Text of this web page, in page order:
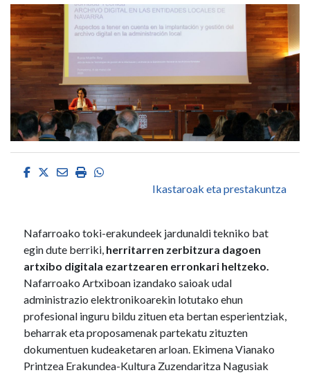
Facebook
Twitter
EmailImprimirWhatsapp
Ikastaroak eta prestakuntza
Nafarroako toki-erakundeek jardunaldi tekniko bat
egin dute berriki, herritarren zerbitzura dagoen
artxibo digitala ezartzearen erronkari heltzeko.
Nafarroako Artxiboan izandako saioak udal
administrazio elektronikoarekin lotutako ehun
profesional inguru bildu zituen eta bertan esperientziak,
beharrak eta proposamenak partekatu zituzten
dokumentuen kudeaketaren arloan. Ekimena Vianako
Printzea Erakundea-Kultura Zuzendaritza Nagusiak